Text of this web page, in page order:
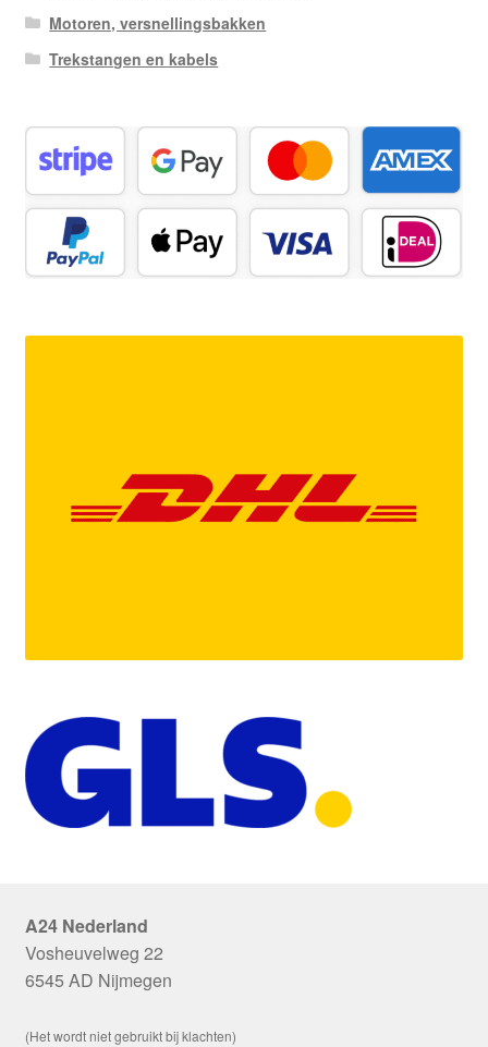
Motoren, versnellingsbakken
Trekstangen en kabels
A24 Nederland
Vosheuvelweg 22
6545 AD Nijmegen
(Het wordt niet gebruikt bij klachten)